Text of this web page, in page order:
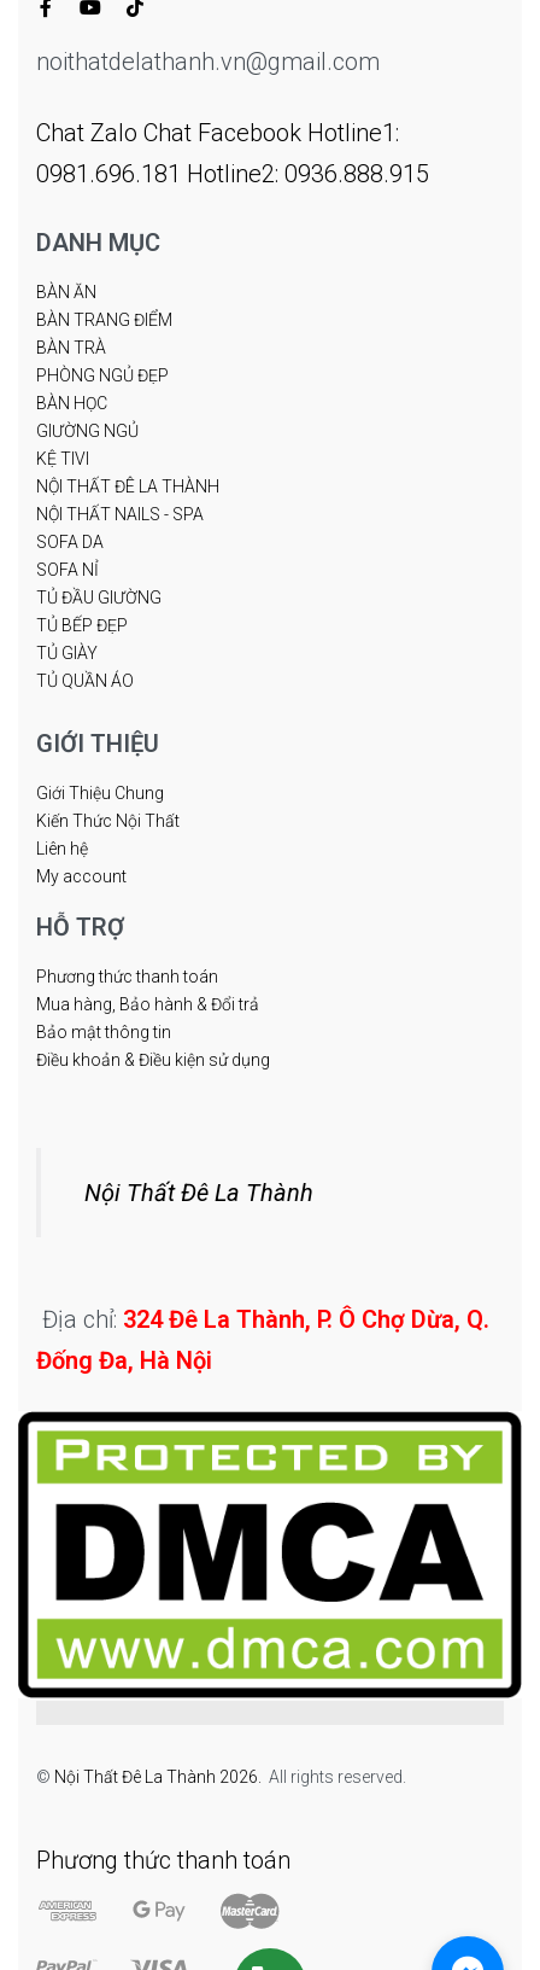
noithatdelathanh.vn@gmail.com
Chat Zalo Chat Facebook Hotline1:
0981.696.181 Hotline2: 0936.888.915
DANH MỤC
BÀN ĂN
BÀN TRANG ĐIỂM
BÀN TRÀ
PHÒNG NGỦ ĐẸP
BÀN HỌC
GIƯỜNG NGỦ
KỆ TIVI
NỘI THẤT ĐÊ LA THÀNH
NỘI THẤT NAILS - SPA
SOFA DA
SOFA NỈ
TỦ ĐẦU GIƯỜNG
TỦ BẾP ĐẸP
TỦ GIÀY
TỦ QUẦN ÁO
GIỚI THIỆU
Giới Thiệu Chung
Kiến Thức Nội Thất
Liên hệ
My account
HỖ TRỢ
Phương thức thanh toán
Mua hàng, Bảo hành & Đổi trả
Bảo mật thông tin
Điều khoản & Điều kiện sử dụng
Nội Thất Đê La Thành
Địa chỉ: 324 Đê La Thành, P. Ô Chợ Dừa, Q.
Đống Đa, Hà Nội
© Nội Thất Đê La Thành 2026. All rights reserved.
Phương thức thanh toán